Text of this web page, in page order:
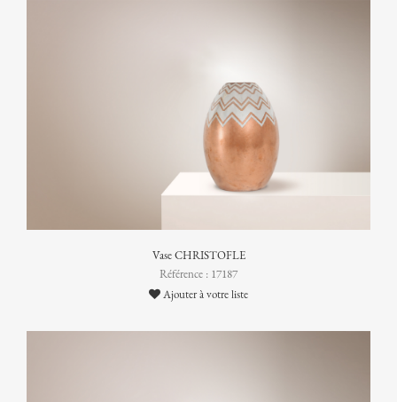
Vase CHRISTOFLE
Référence : 17187
Ajouter à votre liste